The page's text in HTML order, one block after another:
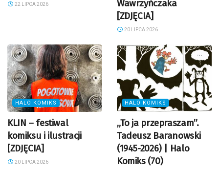
22 LIPCA 2026
Wawrzyńczaka
[ZDJĘCIA]
20 LIPCA 2026
HALO KOMIKS
KLIN – festiwal
komiksu i ilustracji
[ZDJĘCIA]
20 LIPCA 2026
HALO KOMIKS
„To ja przepraszam”.
Tadeusz Baranowski
(1945-2026) | Halo
Komiks (70)